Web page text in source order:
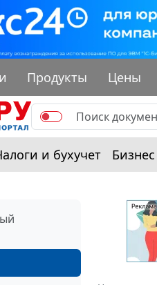
Продукты Цены
и бухучет Бизнес